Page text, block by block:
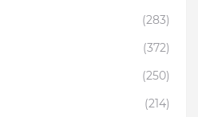
(283)
(372)
(250)
(214)